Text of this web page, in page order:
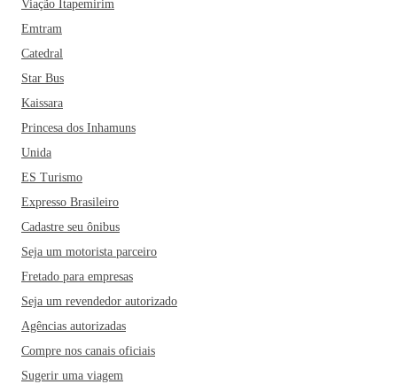
Viação Itapemirim
Emtram
Catedral
Star Bus
Kaissara
Princesa dos Inhamuns
Unida
ES Turismo
Expresso Brasileiro
Cadastre seu ônibus
Seja um motorista parceiro
Fretado para empresas
Seja um revendedor autorizado
Agências autorizadas
Compre nos canais oficiais
Sugerir uma viagem